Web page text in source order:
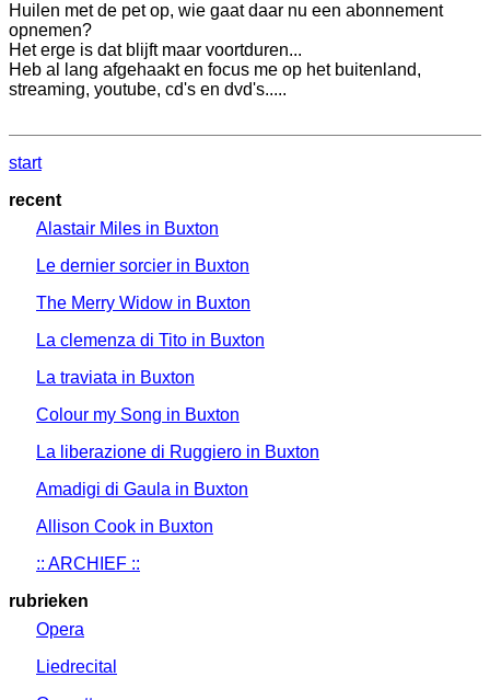
Huilen met de pet op, wie gaat daar nu een abonnement
opnemen?
Het erge is dat blijft maar voortduren...
Heb al lang afgehaakt en focus me op het buitenland,
streaming, youtube, cd's en dvd's.....
start
recent
Alastair Miles in Buxton
Le dernier sorcier in Buxton
The Merry Widow in Buxton
La clemenza di Tito in Buxton
La traviata in Buxton
Colour my Song in Buxton
La liberazione di Ruggiero in Buxton
Amadigi di Gaula in Buxton
Allison Cook in Buxton
:: ARCHIEF ::
rubrieken
Opera
Liedrecital